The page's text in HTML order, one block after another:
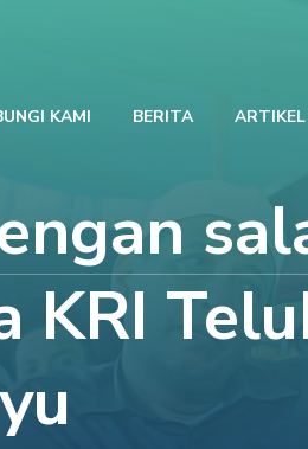
KAMI BERITA ARTIKEL
KRI